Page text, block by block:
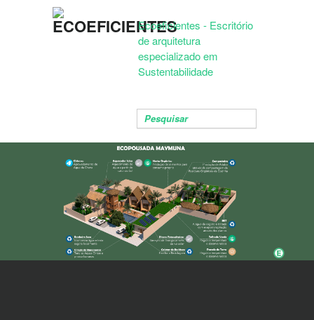
Ecoeficientes - Escritório
de arquitetura
especializado em
Sustentabilidade